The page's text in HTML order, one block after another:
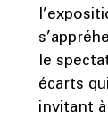
le
écarts
invitant